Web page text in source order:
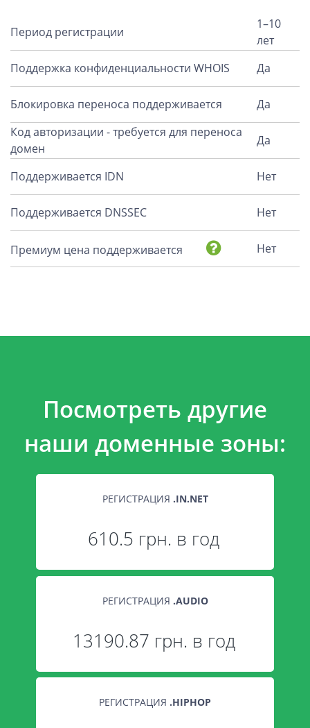
Период регистрации
1–10
лет
Поддержка конфиденциальности WHOIS
Да
Блокировка переноса поддерживается
Да
Код авторизации - требуется для переноса
домен
Да
Поддерживается IDN Нет
Поддерживается DNSSEC Нет
Премиум цена поддерживается Нет
Посмотреть другие
наши доменные зоны:
РЕГИСТРАЦИЯ .IN.NET
610.5 грн. в год
РЕГИСТРАЦИЯ .AUDIO
13190.87 грн. в год
РЕГИСТРАЦИЯ .HIPHOP